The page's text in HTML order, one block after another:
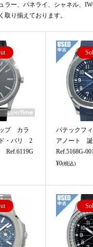
ラー、パネライ、シャネル、
取り揃えております。
プ カラ
ド・パリ 2
パテックフ
アノート
Ref.5168G-
¥0(税込)